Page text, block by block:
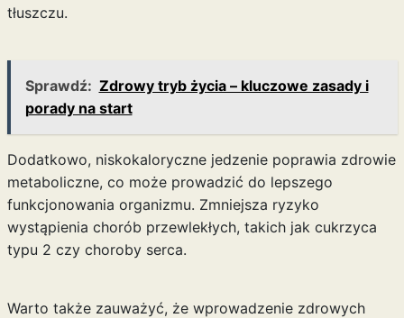
tłuszczu.
Sprawdź: Zdrowy tryb życia – kluczowe zasady i
porady na start
Dodatkowo, niskokaloryczne jedzenie poprawia zdrowie
metaboliczne, co może prowadzić do lepszego
funkcjonowania organizmu. Zmniejsza ryzyko
wystąpienia chorób przewlekłych, takich jak cukrzyca
typu 2 czy choroby serca.
Warto także zauważyć, że wprowadzenie zdrowych